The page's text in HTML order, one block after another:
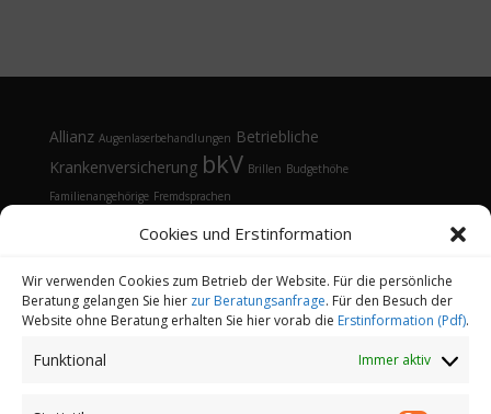
Cookies und Erstinformation
Wir verwenden Cookies zum Betrieb der Website. Für die persönliche
Beratung gelangen Sie hier zur Beratungsanfrage. Für den Besuch der
Website ohne Beratung erhalten Sie hier vorab die Erstinformation (Pdf).
Funktional Immer aktiv
Allianz Augenlaserbehandlungen Betriebliche
Krankenversicherung bkV Brillen Budgethöhe
Familienangehörige Fremdsprachen
Gesundheitsmanagement Gesundheitstelefon
Sonnenbrille Tarifvergleich Vorsorgeuntersuchungen Vorteile
Öffnungsfenster